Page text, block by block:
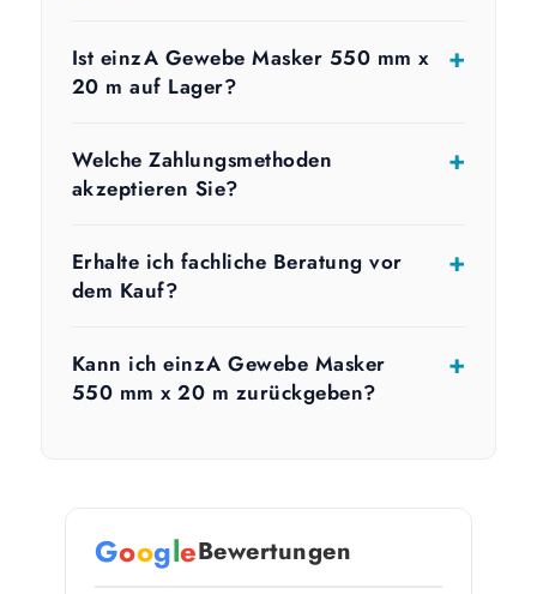
Ist einzA Gewebe Masker 550 mm x
20 m auf Lager?
Welche Zahlungsmethoden
akzeptieren Sie?
Erhalte ich fachliche Beratung vor
dem Kauf?
Kann ich einzA Gewebe Masker
550 mm x 20 m zurückgeben?
GoogleBewertungen